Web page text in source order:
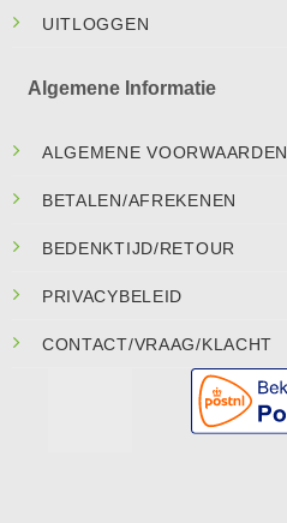
UITLOGGEN
Algemene Informatie
ALGEMENE VOORWAARDEN
BETALEN/AFREKENEN
BEDENKTIJD/RETOUR
PRIVACYBELEID
CONTACT/VRAAG/KLACHT